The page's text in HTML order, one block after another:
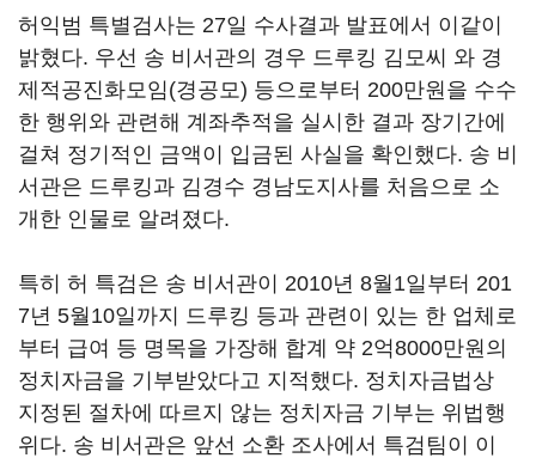
허익범 특별검사는 27일 수사결과 발표에서 이같이
밝혔다. 우선 송 비서관의 경우 드루킹 김모씨 와 경
제적공진화모임(경공모) 등으로부터 200만원을 수수
한 행위와 관련해 계좌추적을 실시한 결과 장기간에
걸쳐 정기적인 금액이 입금된 사실을 확인했다. 송 비
서관은 드루킹과 김경수 경남도지사를 처음으로 소
개한 인물로 알려졌다.
특히 허 특검은 송 비서관이 2010년 8월1일부터 201
7년 5월10일까지 드루킹 등과 관련이 있는 한 업체로
부터 급여 등 명목을 가장해 합계 약 2억8000만원의
정치자금을 기부받았다고 지적했다. 정치자금법상
지정된 절차에 따르지 않는 정치자금 기부는 위법행
위다. 송 비서관은 앞선 소환 조사에서 특검팀이 이